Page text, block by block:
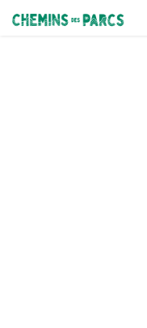
Chemins des Parcs